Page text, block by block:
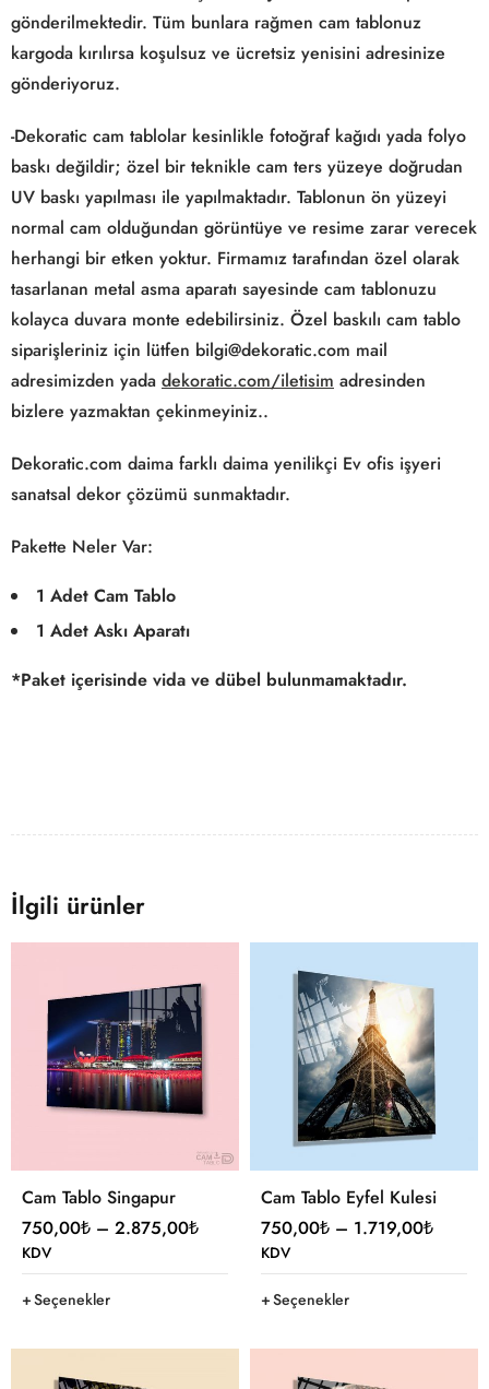
gönderilmektedir. Tüm bunlara rağmen cam tablonuz
kargoda kırılırsa koşulsuz ve ücretsiz yenisini adresinize
gönderiyoruz.
-Dekoratic cam tablolar kesinlikle fotoğraf kağıdı yada folyo
baskı değildir; özel bir teknikle cam ters yüzeye doğrudan
UV baskı yapılması ile yapılmaktadır. Tablonun ön yüzeyi
normal cam olduğundan görüntüye ve resime zarar verecek
herhangi bir etken yoktur. Firmamız tarafından özel olarak
tasarlanan metal asma aparatı sayesinde cam tablonuzu
kolayca duvara monte edebilirsiniz. Özel baskılı cam tablo
siparişleriniz için lütfen bilgi@dekoratic.com mail
adresimizden yada dekoratic.com/iletisim adresinden
bizlere yazmaktan çekinmeyiniz..
Dekoratic.com daima farklı daima yenilikçi Ev ofis işyeri
sanatsal dekor çözümü sunmaktadır.
Pakette Neler Var:
1 Adet Cam Tablo
1 Adet Askı Aparatı
*Paket içerisinde vida ve dübel bulunmamaktadır.
İlgili ürünler
Cam Tablo Singapur
750,00₺ – 2.875,00₺
KDV
Seçenekler
Cam Tablo Eyfel Kulesi
750,00₺ – 1.719,00₺
KDV
Seçenekler